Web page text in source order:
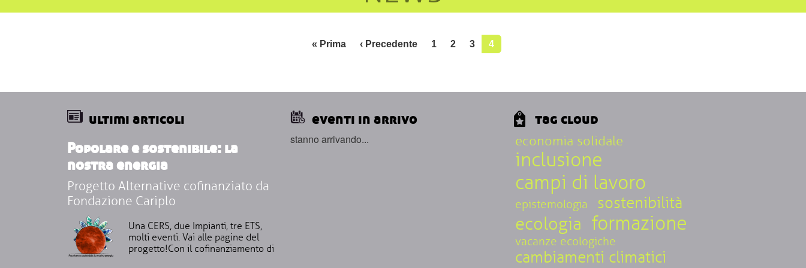
« Prima Prima pagina
‹ PrecedentePagina precedente
1 2 3 4
ultimi articoli
Popolare e sostenibile: la
nostra energia
Progetto Alternative cofinanziato da
Fondazione Cariplo
Una CERS, due Impianti, tre ETS,
molti eventi. Vai alle pagine del
progetto!Con il cofinanziamento di
eventi in arrivo
stanno arrivando...
tag cloud
economia solidale
inclusione
campi di lavoro
epistemologia sostenibilità
ecologia formazione
vacanze ecologiche
cambiamenti climatici